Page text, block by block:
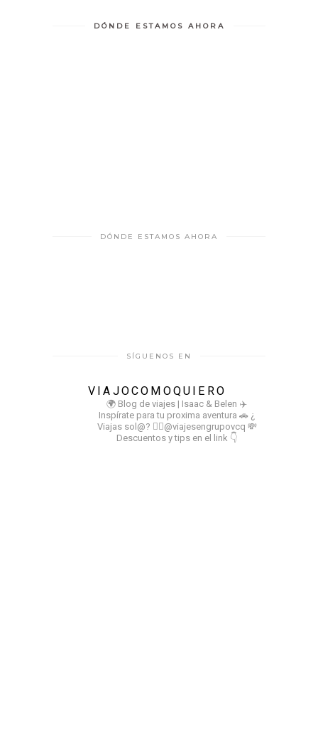
DÓNDE ESTAMOS AHORA
DÓNDE ESTAMOS AHORA
SÍGUENOS EN
VIAJOCOMOQUIERO
🌍 Blog de viajes | Isaac & Belen ✈️
Inspírate para tu proxima aventura 🚗 ¿
Viajas sol@? 👉🏻@viajesengrupovcq 💸
Descuentos y tips en el link 👇